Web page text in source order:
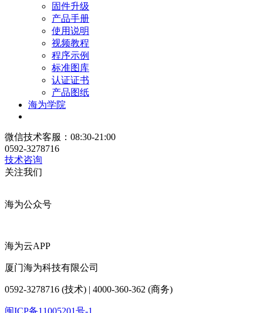
固件升级
产品手册
使用说明
视频教程
程序示例
标准图库
认证证书
产品图纸
海为学院
微信技术客服：08:30-21:00
0592-3278716
技术咨询
关注我们
海为公众号
海为云APP
厦门海为科技有限公司
0592-3278716 (技术) | 4000-360-362 (商务)
闽ICP备11005201号-1